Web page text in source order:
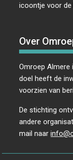
icoontje voor
Over
Omroep Almere
doel heeft de
voorzien van
De stichting
andere
mail naar